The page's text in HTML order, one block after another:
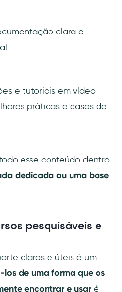
clara e
e tutoriais em vídeo
práticas e casos de
esse conteúdo dentro
dedicada ou uma base
pesquisáveis e
claros e úteis é um
los de uma forma que os
encontrar e usaré